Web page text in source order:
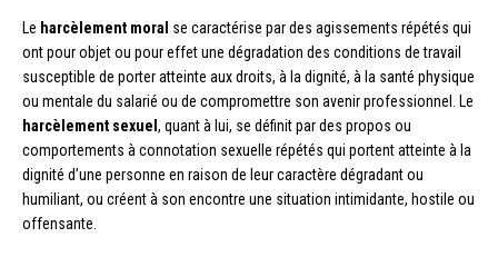
Le harcèlement moral se caractérise par des agissements répétés qui
ont pour objet ou pour effet une dégradation des conditions de travail
susceptible de porter atteinte aux droits, à la dignité, à la santé physique
ou mentale du salarié ou de compromettre son avenir professionnel. Le
harcèlement sexuel , quant à lui, se définit par des propos ou
comportements à connotation sexuelle répétés qui portent atteinte à la
dignité d’une personne en raison de leur caractère dégradant ou
humiliant, ou créent à son encontre une situation intimidante, hostile ou
offensante.